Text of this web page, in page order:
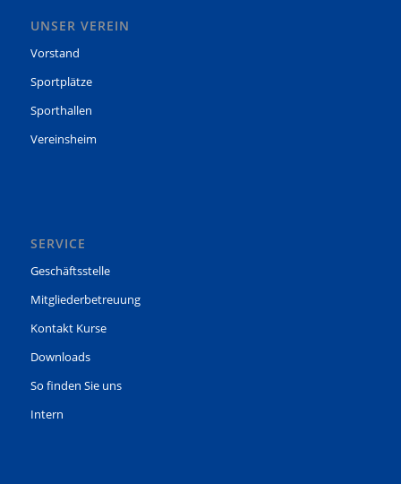
UNSER VEREIN
Vorstand
Sportplätze
Sporthallen
Vereinsheim
SERVICE
Geschäftsstelle
Mitgliederbetreuung
Kontakt Kurse
Downloads
So finden Sie uns
Intern